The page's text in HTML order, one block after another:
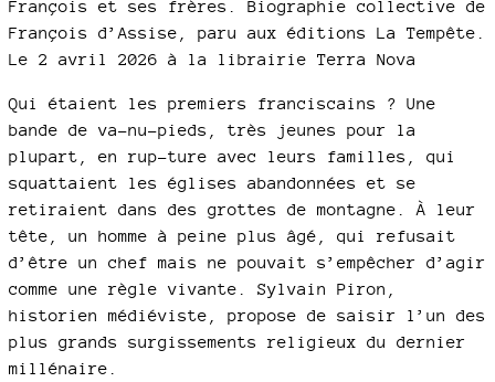
François et ses frères. Biographie collective de
François d’Assise, paru aux éditions La Tempête.
Le 2 avril 2026 à la librairie Terra Nova
Qui étaient les premiers franciscains ? Une
bande de va-nu-pieds, très jeunes pour la
plupart, en rup-ture avec leurs familles, qui
squattaient les églises abandonnées et se
retiraient dans des grottes de montagne. À leur
tête, un homme à peine plus âgé, qui refusait
d’être un chef mais ne pouvait s’empêcher d’agir
comme une règle vivante. Sylvain Piron,
historien médiéviste, propose de saisir l’un des
plus grands surgissements religieux du dernier
millénaire.